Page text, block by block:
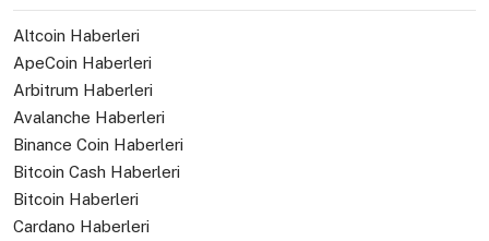
Altcoin Haberleri
ApeCoin Haberleri
Arbitrum Haberleri
Avalanche Haberleri
Binance Coin Haberleri
Bitcoin Cash Haberleri
Bitcoin Haberleri
Cardano Haberleri